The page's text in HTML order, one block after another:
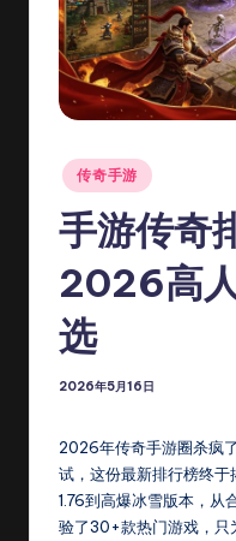
_
传
奇
服
发
网
_
传
F
Posted
in
传奇手游
手游传奇
2026高
选
2026年5月16日
2026年传奇手游圈杀疯
试，这份最新排行榜终
1.76到高爆冰雪版本，从
验了30+款热门游戏，只